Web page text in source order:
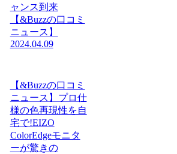
ャンス到来
【&Buzzの口コミ
ニュース】
2024.04.09
【&Buzzの口コミ
ニュース】プロ仕
様の色再現性を自
宅で!EIZO
ColorEdgeモニタ
ーが驚きの